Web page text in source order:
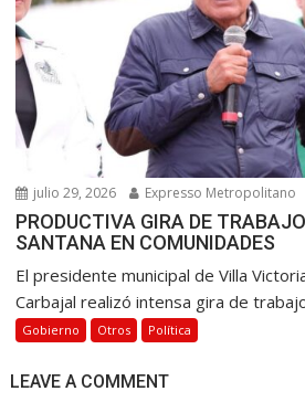
julio 29, 2026 Expresso Metropolitano
PRODUCTIVA GIRA DE
SANTANA EN COMUNIDADES
El presidente municipal de Villa
Carbajal realizó intensa gira de
Gobierno Otros Política
LEAVE A COMMENT